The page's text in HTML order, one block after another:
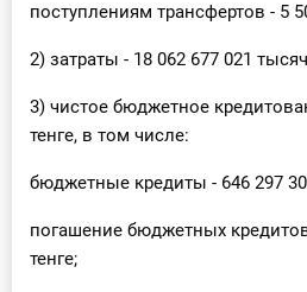
О Системе
Обучение
бухгалтера
поступлениям трансфертов - 5
2) затраты - 18 062 677 021
3) чистое бюджетное
тенге, в том числе:
бюджетные кредиты - 646 297
погашение бюджетных
тенге;